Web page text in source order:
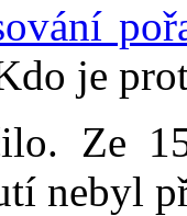
je
Ze
nebyl